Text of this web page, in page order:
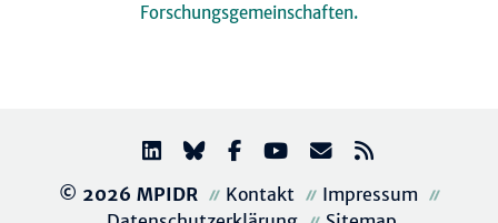
Forschungsgemeinschaften.
© 2026 MPIDR Kontakt
Impressum